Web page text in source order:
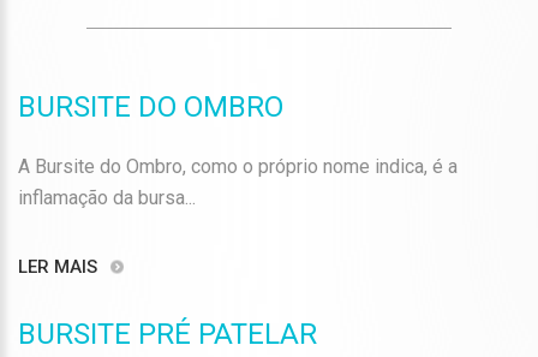
BURSITE DO OMBRO
A Bursite do Ombro, como o próprio nome indica, é a
inflamação da bursa...
LER MAIS
BURSITE PRÉ PATELAR